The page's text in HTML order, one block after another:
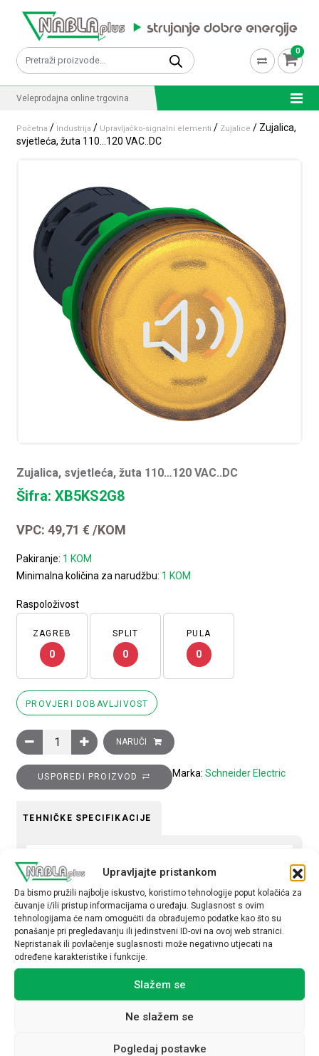
Upravljajte pristankom
Da bismo pružili najbolje iskustvo, koristimo tehnologije poput kolačića za
čuvanje i/ili pristup informacijama o uređaju. Suglasnost s ovim
tehnologijama će nam omogućiti da obrađujemo podatke kao što su
ponašanje pri pregledavanju ili jedinstveni ID-ovi na ovoj web stranici.
Nepristanak ili povlačenje suglasnosti može negativno utjecati na
određene karakteristike i funkcije.
Slažem se
Ne slažem se
Pogledaj postavke
Pretraži: 0
Veleprodajna online trgovina
Početna / Industrija / Upravljačko-signalni elementi / Zujalice / Zujalica,
svjetleća, žuta 110…120 VAC..DC
Zujalica, svjetleća, žuta 110…120 VAC..DC
Šifra: XB5KS2G8
VPC:49,71€ /KOM
Pakiranje: 1 KOM
Minimalna količina za narudžbu: 1 KOM
Raspoloživost
ZAGREB
0
SPLIT
0
PULA
0
PROVJERI DOBAVLJIVOST
Zujalica, svjetleća, žuta 110...120 VAC..DC količina
NARUČI
USPOREDI PROIZVOD Marka: Schneider Electric
TEHNIČKE SPECIFIKACIJE
Žuta
Tip opreme
ostalo
Povezani proizvodi